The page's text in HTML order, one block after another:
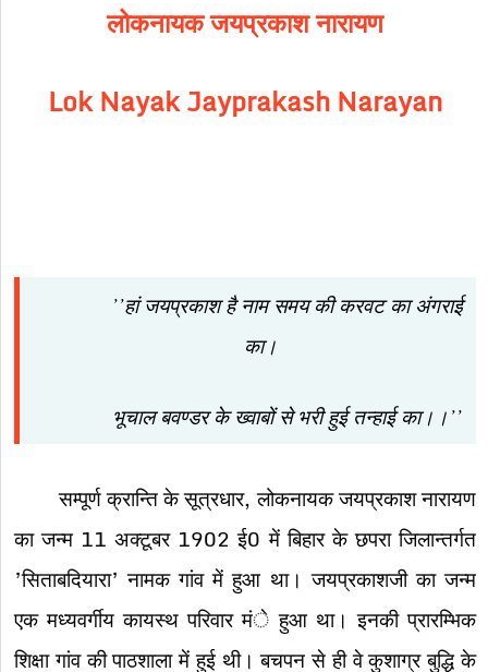
लोकनायक जयप्रकाश नारायण
Lok Nayak Jayprakash Narayan
’’हां जयप्रकाश है नाम समय की करवट का अंगराई
का।
भूचाल बवण्डर के ख्वाबों से भरी हुई तन्हाई का।।’’
सम्पूर्ण क्रान्ति के सूत्रधार, लोकनायक जयप्रकाश नारायण
का जन्म 11 अक्टूबर 1902 ई0 में बिहार के छपरा जिलान्तर्गत
’सिताबदियारा’ नामक गांव में हुआ था। जयप्रकाशजी का जन्म
एक मध्यवर्गीय कायस्थ परिवार मंे हुआ था। इनकी प्रारम्भिक
शिक्षा गांव की पाठशाला में हुई थी। बचपन से ही वे कुशाग्र बुद्धि के